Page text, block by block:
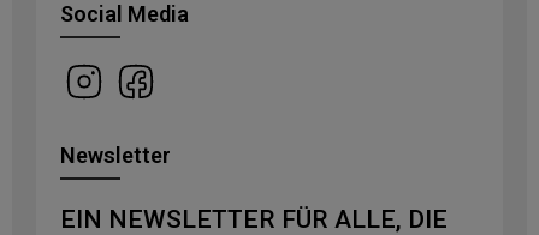
Social Media
Newsletter
EIN NEWSLETTER FÜR ALLE, DIE